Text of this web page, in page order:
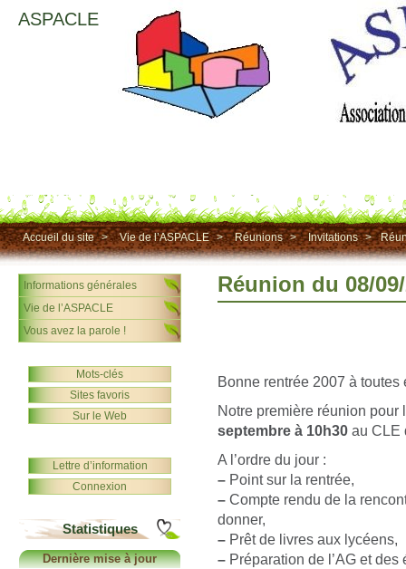
ASPACLE
Accueil du site > Vie de l’ASPACLE > Réunions > Invitations >
Réunion du 08/
Bonne rentrée 2007 à toutes
Notre première réunion
septembre à 10h30 au CLE
A l’ordre du jour :
– Point sur la rentrée,
– Compte rendu de la
donner,
– Prêt de livres aux lycéens,
– Préparation de l’AG et
Informations générales
Vie de l’ASPACLE
Vous avez la parole !
Mots-clés
Sites favoris
Sur le Web
Lettre d’information
Connexion
Statistiques
Dernière mise à jour